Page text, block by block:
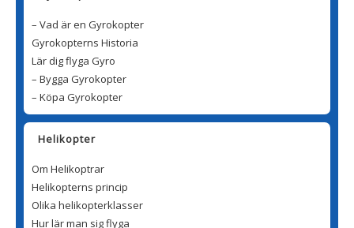
– Vad är en Gyrokopter
Gyrokopterns Historia
Lär dig flyga Gyro
– Bygga Gyrokopter
– Köpa Gyrokopter
Helikopter
Om Helikoptrar
Helikopterns princip
Olika helikopterklasser
Hur lär man sig flyga